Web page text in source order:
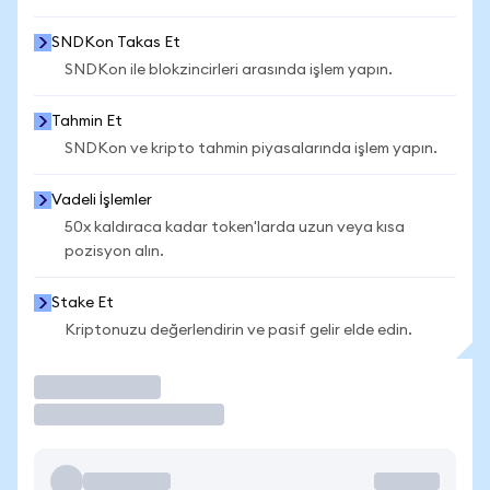
SNDKon Takas Et
SNDKon ile blokzincirleri arasında işlem yapın.
Tahmin Et
SNDKon ve kripto tahmin piyasalarında işlem yapın.
Vadeli İşlemler
50x kaldıraca kadar token'larda uzun veya kısa
pozisyon alın.
Stake Et
Kriptonuzu değerlendirin ve pasif gelir elde edin.